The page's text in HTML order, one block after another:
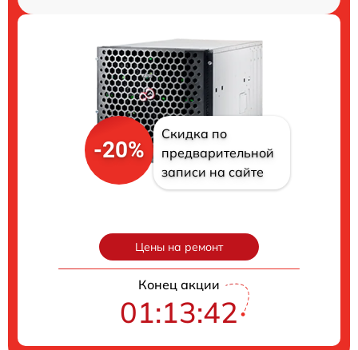
-20%
Скидка по
предварительной
записи на сайте
Цены на ремонт
Конец акции
01:13:42